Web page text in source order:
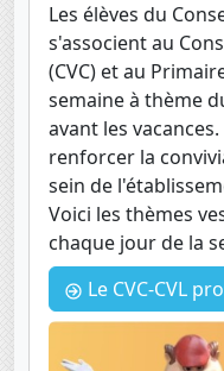
Les élèves du
s'associent au
(CVC) et au
semaine à thème
avant les
renforcer la
sein de
Voici les thèmes
chaque jour de la
Le CVC-CVL propose une